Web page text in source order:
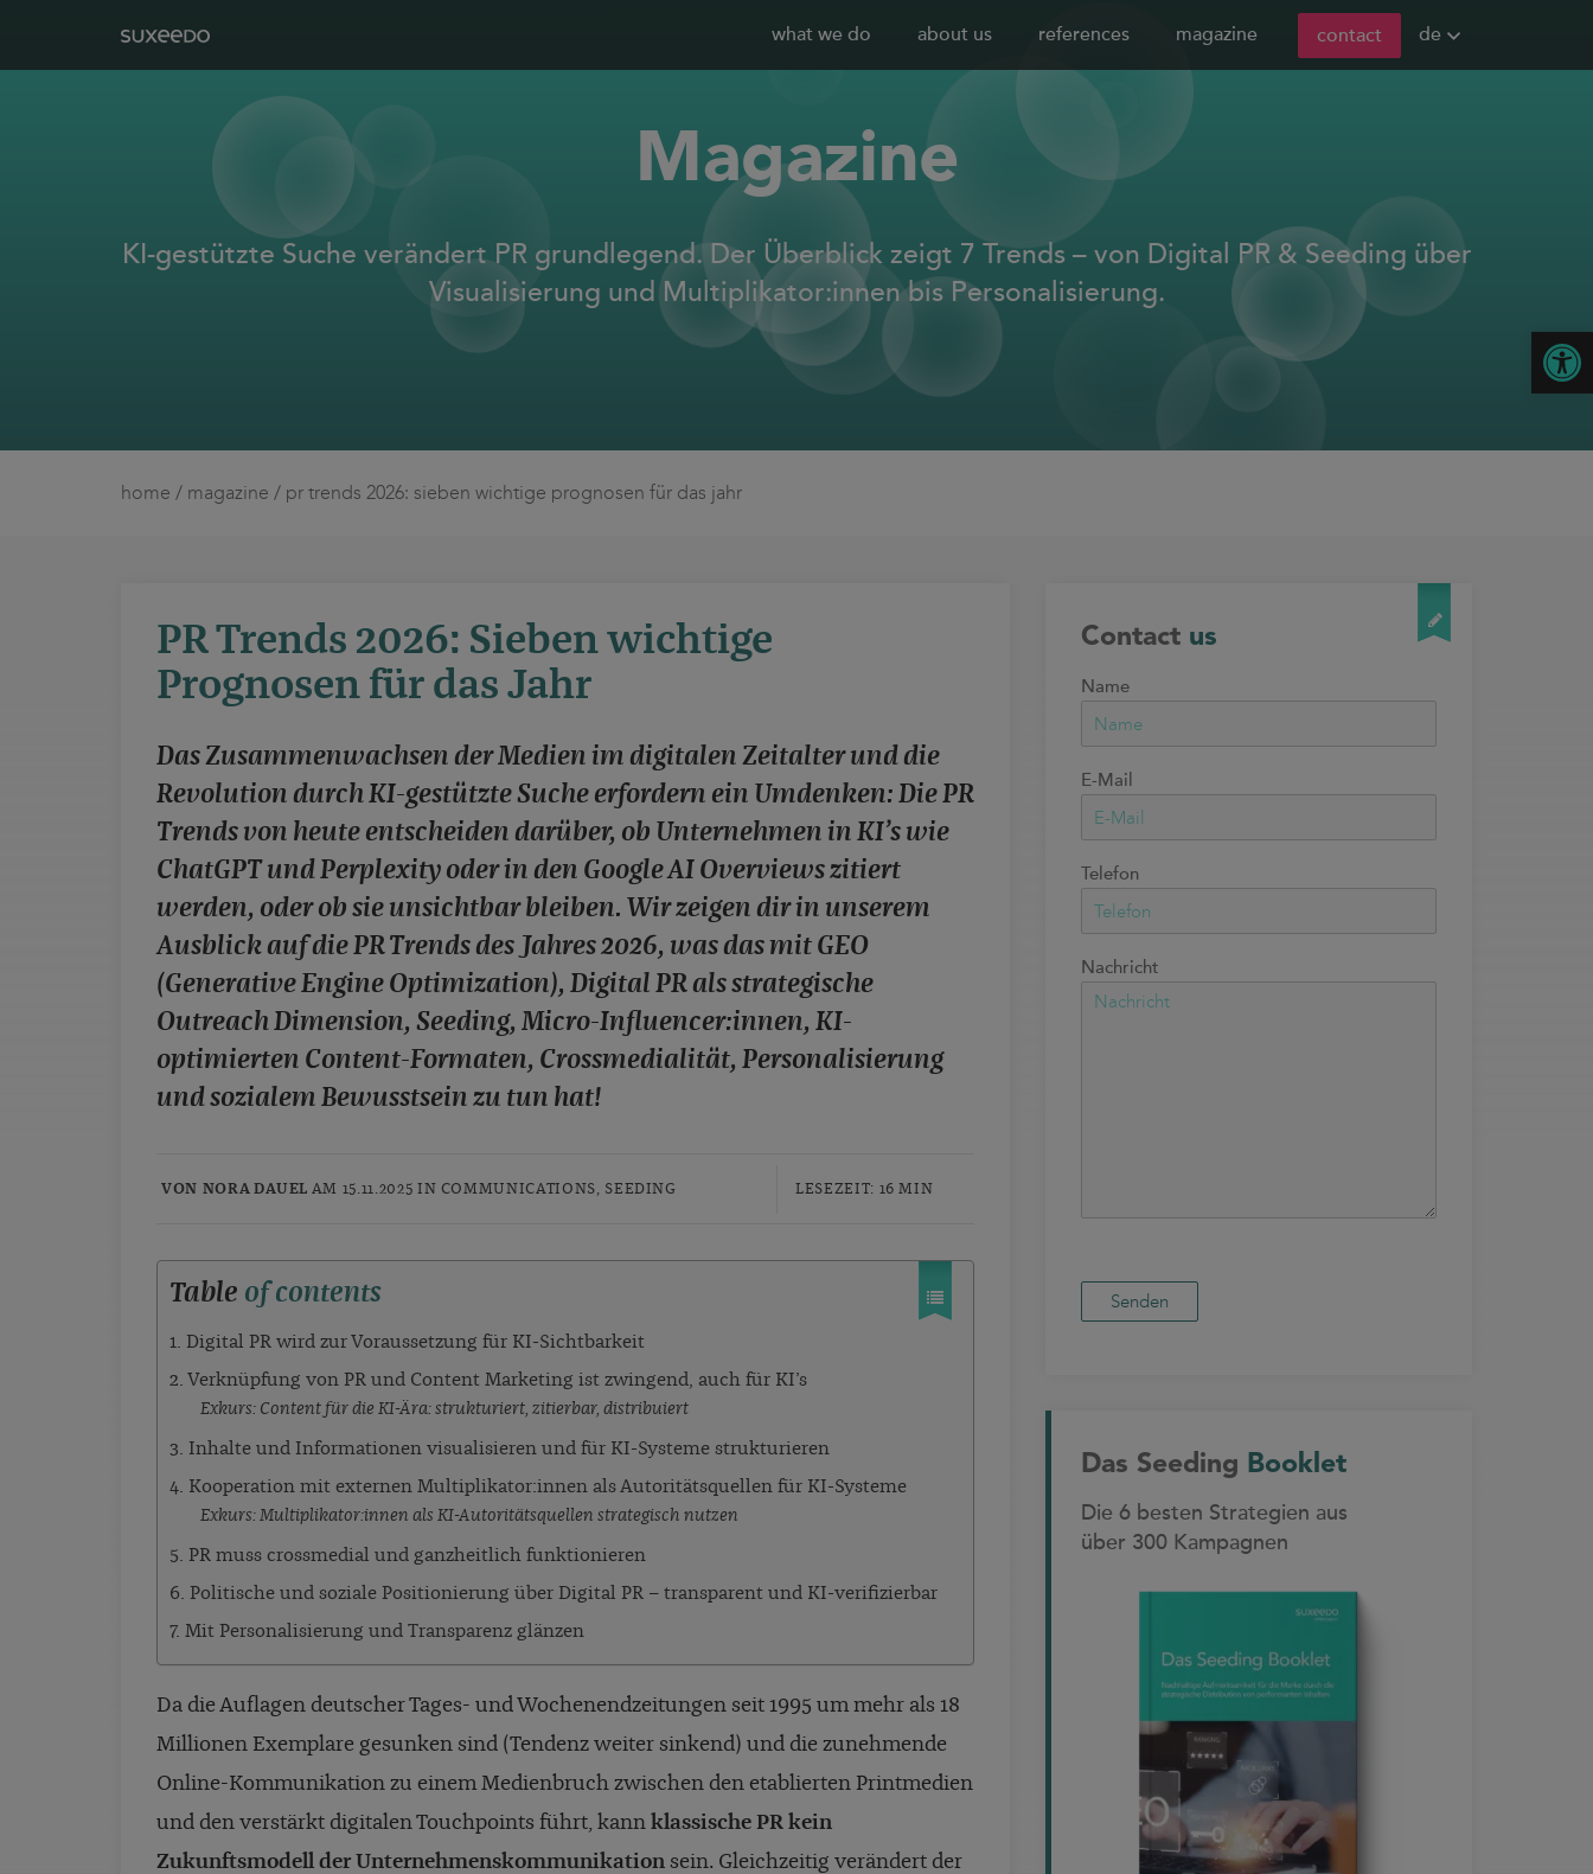
what we do about us references magazine contact de
Magazine
KI-gestützte Suche verändert PR grundlegend. Der Überblick zeigt 7 Trends – von Digital PR & Seeding über
Visualisierung und Multiplikator:innen bis Personalisierung.
home / magazine / pr trends 2026: sieben wichtige prognosen für das jahr
PR Trends 2026: Sieben wichtige
Prognosen für das Jahr
Das Zusammenwachsen der Medien im digitalen Zeitalter und die
Revolution durch KI-gestützte Suche erfordern ein Umdenken: Die PR
Trends von heute entscheiden darüber, ob Unternehmen in KI’s wie
ChatGPT und Perplexity oder in den Google AI Overviews zitiert
werden, oder ob sie unsichtbar bleiben. Wir zeigen dir in unserem
Ausblick auf die PR Trends des Jahres 2026, was das mit GEO
(Generative Engine Optimization), Digital PR als strategische
Outreach Dimension, Seeding, Micro-Influencer:innen, KI-
optimierten Content-Formaten, Crossmedialität, Personalisierung
und sozialem Bewusstsein zu tun hat!
VON NORA DAUEL AM 15.11.2025 IN COMMUNICATIONS, SEEDING LESEZEIT: 16 MIN
Table of contents
1. Digital PR wird zur Voraussetzung für KI-Sichtbarkeit
2. Verknüpfung von PR und Content Marketing ist zwingend, auch für KI’s
Exkurs: Content für die KI-Ära: strukturiert, zitierbar, distribuiert
3. Inhalte und Informationen visualisieren und für KI-Systeme strukturieren
4. Kooperation mit externen Multiplikator:innen als Autoritätsquellen für KI-Systeme
Exkurs: Multiplikator:innen als KI-Autoritätsquellen strategisch nutzen
5. PR muss crossmedial und ganzheitlich funktionieren
6. Politische und soziale Positionierung über Digital PR – transparent und KI-verifizierbar
7. Mit Personalisierung und Transparenz glänzen
Da die Auflagen deutscher Tages- und Wochenendzeitungen seit 1995 um mehr als 18
Millionen Exemplare gesunken sind (Tendenz weiter sinkend) und die zunehmende
Online-Kommunikation zu einem Medienbruch zwischen den etablierten Printmedien
und den verstärkt digitalen Touchpoints führt, kann klassische PR kein
Zukunftsmodell der Unternehmenskommunikation sein. Gleichzeitig verändert der
Contact us
Name
E-Mail
Telefon
Nachricht
Das Seeding Booklet
Die 6 besten Strategien aus
über 300 Kampagnen